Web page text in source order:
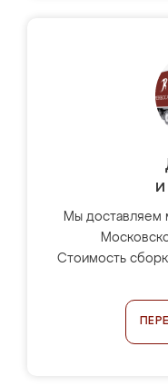
и
Мы доставляем
Стоимость